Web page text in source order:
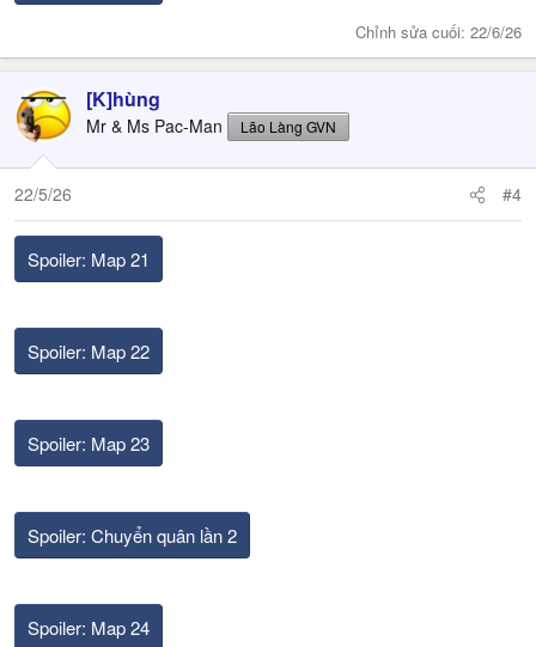
Chỉnh sửa cuối: 22/6/26
[K]hùng
Mr & Ms Pac-Man Lão Làng GVN
22/5/26 #4
Spoiler: Map 21
Spoiler: Map 22
Spoiler: Map 23
Spoiler: Chuyển quân lần 2
Spoiler: Map 24